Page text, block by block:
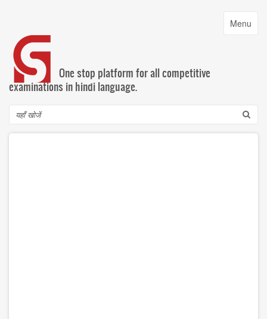
content
Toggle
Menu
One stop platform for all competitive
examinations in hindi language.
Search